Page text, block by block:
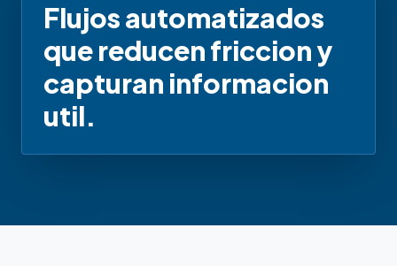
Flujos automatizados
que reducen friccion y
capturan informacion
util.